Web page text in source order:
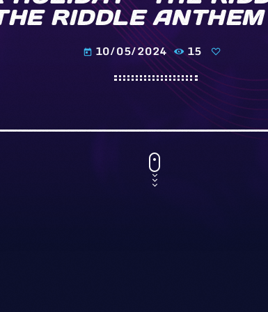
RIDDLE ANTHEM
today 10/05/2024 15